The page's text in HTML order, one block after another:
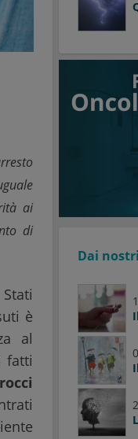
ai
di
è
al
fatti
Dai